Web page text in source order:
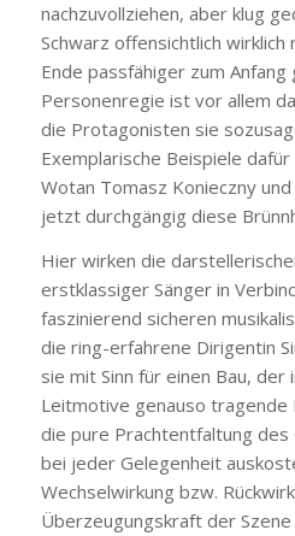
nachzuvollziehen, aber klug
Schwarz offensichtlich
Ende passfähiger zum Anfang
Personenregie ist vor allem
die Protagonisten sie
Exemplarische Beispiele
Wotan Tomasz Konieczny
jetzt durchgängig diese
Hier wirken die
erstklassiger Sänger in
faszinierend sicheren
die ring-erfahrene Dirigentin
sie mit Sinn für einen Bau,
Leitmotive genauso tragende
die pure Prachtentfaltung
bei jeder Gelegenheit
Wechselwirkung bzw.
Überzeugungskraft der Szene